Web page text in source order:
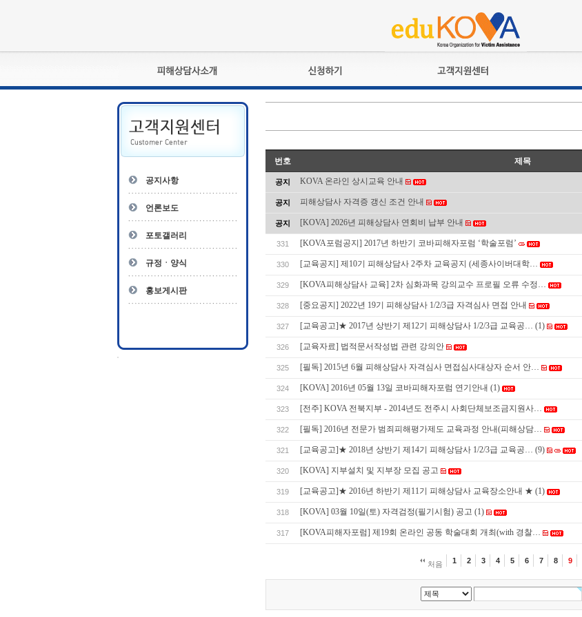
피해상담사란?
자격관리규정
상담사 자격증 확인
- 피해상담사 1급
- 전문수련감독자
- 전문수련기관
교육훈련
자격심사
자격복원
공지사항
규정ㆍ양식
공지사항
언론보도
포토갤러리
규정ㆍ양식
홍보게시판
번호 제목
공지 KOVA 온라인 상시교육 안내
공지 피해상담사 자격증 갱신 조건 안내
공지 [KOVA] 2026년 피해상담사 연회비 납부 안내
331 [KOVA포럼공지] 2017년 하반기 코바피해자포럼 ‘학술포럼’
330 [교육공지] 제10기 피해상담사 2주차 교육공지 (세종사이버대학…
329 [KOVA피해상담사 교육] 2차 심화과목 강의교수 프로필 오류 수정…
328 [중요공지] 2022년 19기 피해상담사 1/2/3급 자격심사 면접 안내
327 [교육공고]★ 2017년 상반기 제12기 피해상담사 1/2/3급 교육공… (1)
326 [교육자료] 법적문서작성법 관련 강의안
325 [필독] 2015년 6월 피해상담사 자격심사 면접심사대상자 순서 안…
324 [KOVA] 2016년 05월 13일 코바피해자포럼 연기안내 (1)
323 [전주] KOVA 전북지부 - 2014년도 전주시 사회단체보조금지원사…
322 [필독] 2016년 전문가 범죄피해평가제도 교육과정 안내(피해상담…
321 [교육공고]★ 2018년 상반기 제14기 피해상담사 1/2/3급 교육공… (9)
320 [KOVA] 지부설치 및 지부장 모집 공고
319 [교육공고]★ 2016년 하반기 제11기 피해상담사 교육장소안내 ★ (1)
318 [KOVA] 03월 10일(토) 자격검정(필기시험) 공고 (1)
317 [KOVA피해자포럼] 제19회 온라인 공동 학술대회 개최(with 경찰…
처음 1 2 3 4 5 6 7 8 9